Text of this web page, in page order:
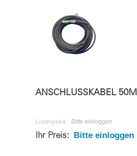
ANSCHLUSSKABEL 50M
Listenpreis: Bitte einloggen
Ihr Preis: Bitte einloggen